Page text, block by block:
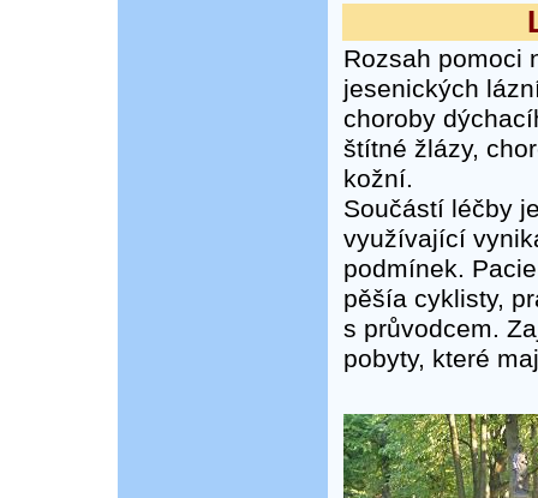
Rozsah pomoci
jesenických
choroby
štítné žlázy,
kožní.
Součástí léčby
využívající
podmínek.
pěšía cyklisty,
s průvodcem.
pobyty, které